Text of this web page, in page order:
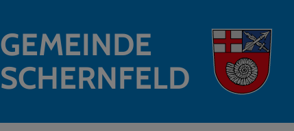
GEMEINDE
SCHERNFELD